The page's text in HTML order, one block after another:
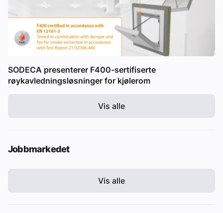
SODECA presenterer F400-sertifiserte
røykavledningsløsninger for kjølerom
Vis alle
Jobbmarkedet
Vis alle